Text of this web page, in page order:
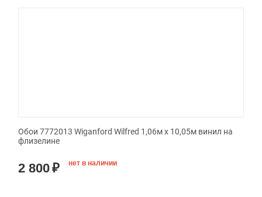
Обои 7772013 Wiganford Wilfred 1,06м х 10,05м винил на
флизелине
2 800₽ нет в наличии